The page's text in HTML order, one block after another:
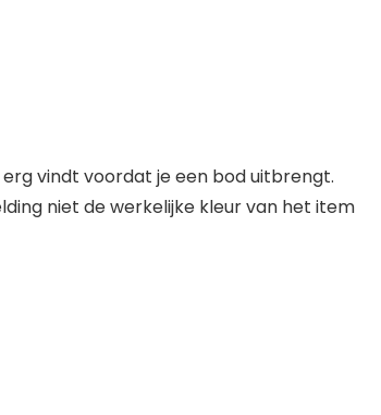
vindt voordat je een bod uitbrengt.
niet de werkelijke kleur van het item